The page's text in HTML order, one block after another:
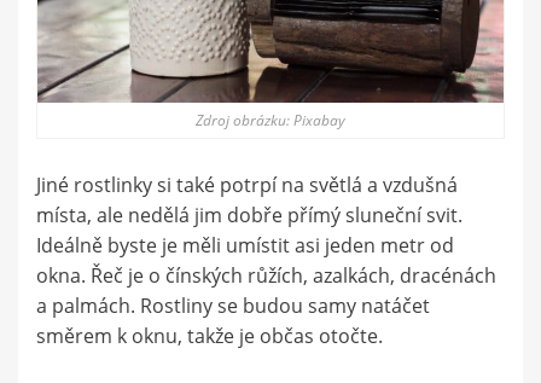
Zdroj obrázku: Pixabay
Jiné rostlinky si také potrpí na světlá a vzdušná
místa, ale nedělá jim dobře přímý sluneční svit.
Ideálně byste je měli umístit asi jeden metr od
okna. Řeč je o čínských růžích, azalkách, dracénách
a palmách. Rostliny se budou samy natáčet
směrem k oknu, takže je občas otočte.